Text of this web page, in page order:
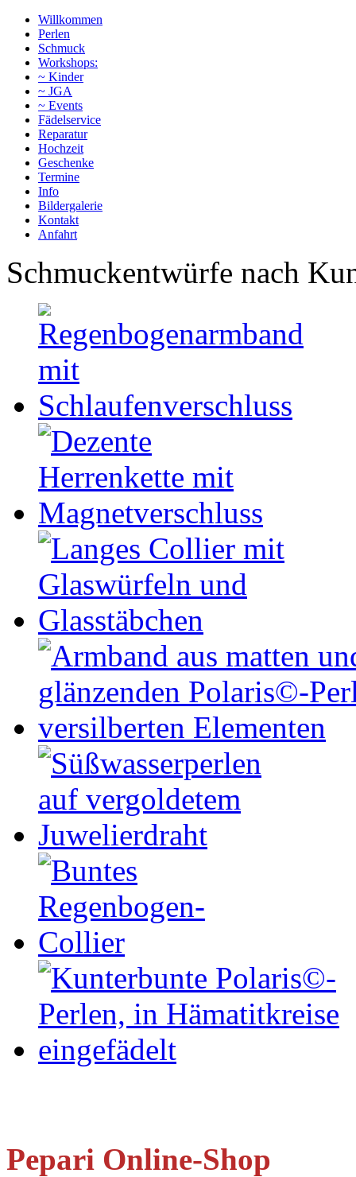
Willkommen
Perlen
Schmuck
Workshops:
~ Kinder
~ JGA
~ Events
Fädelservice
Reparatur
Hochzeit
Geschenke
Termine
Info
Bildergalerie
Kontakt
Anfahrt
Schmuckentwürfe nach
Pepari Online-Shop